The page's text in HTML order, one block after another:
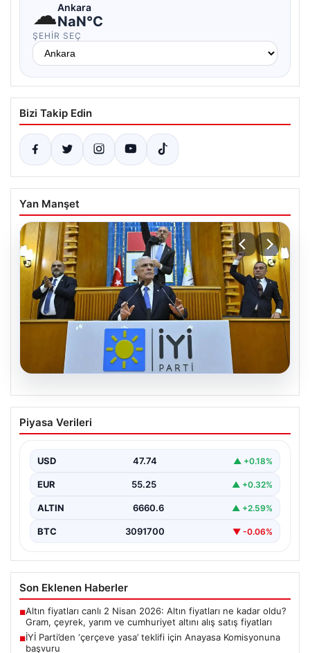
☁Ankara
NaN°C
ŞEHIR SEÇ
Bizi Takip Edin
Yan Manşet
06.08.2026
İYİ Parti’den ‘çerçeve yasa’ teklifi için
Anayasa Komisyonuna başvuru
Piyasa Verileri
USD 47.74 ▲ +0.18%
EUR 55.25 ▲ +0.32%
ALTIN 6660.6 ▲ +2.59%
BTC 3091700 ▼ -0.06%
Son Eklenen Haberler
■Altın fiyatları canlı 2 Nisan 2026: Altın fiyatları ne kadar oldu?
Gram, çeyrek, yarım ve cumhuriyet altını alış satış fiyatları
■İYİ Parti’den ‘çerçeve yasa’ teklifi için Anayasa Komisyonuna
başvuru